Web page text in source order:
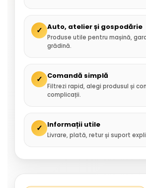
✓ Auto, atelier și gospodărie
Produse utile pentru mașină,
grădină.
✓ Comandă simplă
Filtrezi rapid, alegi produsul și
complicații.
✓ Informații utile
Livrare, plată, retur și suport